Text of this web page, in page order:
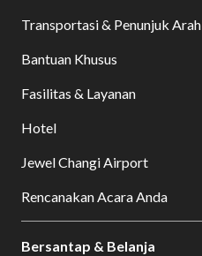
Transportasi & Penunjuk Arah
Bantuan Khusus
Fasilitas & Layanan
Hotel
Jewel Changi Airport
Rencanakan Acara Anda
Bersantap & Belanja